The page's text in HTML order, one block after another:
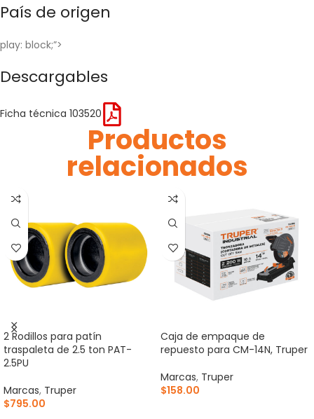
País de origen
play: block;”>
Descargables
Ficha técnica 103520
Productos
relacionados
2 Rodillos para patín
traspaleta de 2.5 ton PAT-
2.5PU
Marcas, Truper
$795.00
Caja de empaque de
repuesto para CM-14N, Truper
Marcas, Truper
$158.00